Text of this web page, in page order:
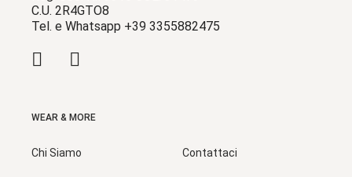
C.U. 2R4GTO8
Tel. e Whatsapp +39 3355882475
WEAR & MORE
Chi Siamo Contattaci